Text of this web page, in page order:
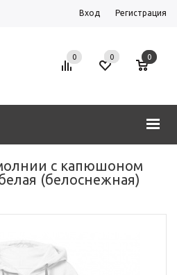
Вход Регистрация
0 0 0
с капюшоном
(белоснежная)